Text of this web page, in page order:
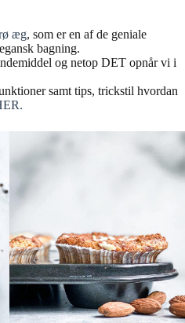
æg, som er en af de geniale
bagning.
og netop DET opnår vi i
samt tips, trickstil hvordan